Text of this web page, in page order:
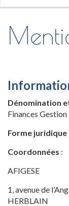
r
h
r
:
Dénomination
Finances
Forme juridique
Coordonnées :
AFIGESE
1, avenue de
HERBLAIN